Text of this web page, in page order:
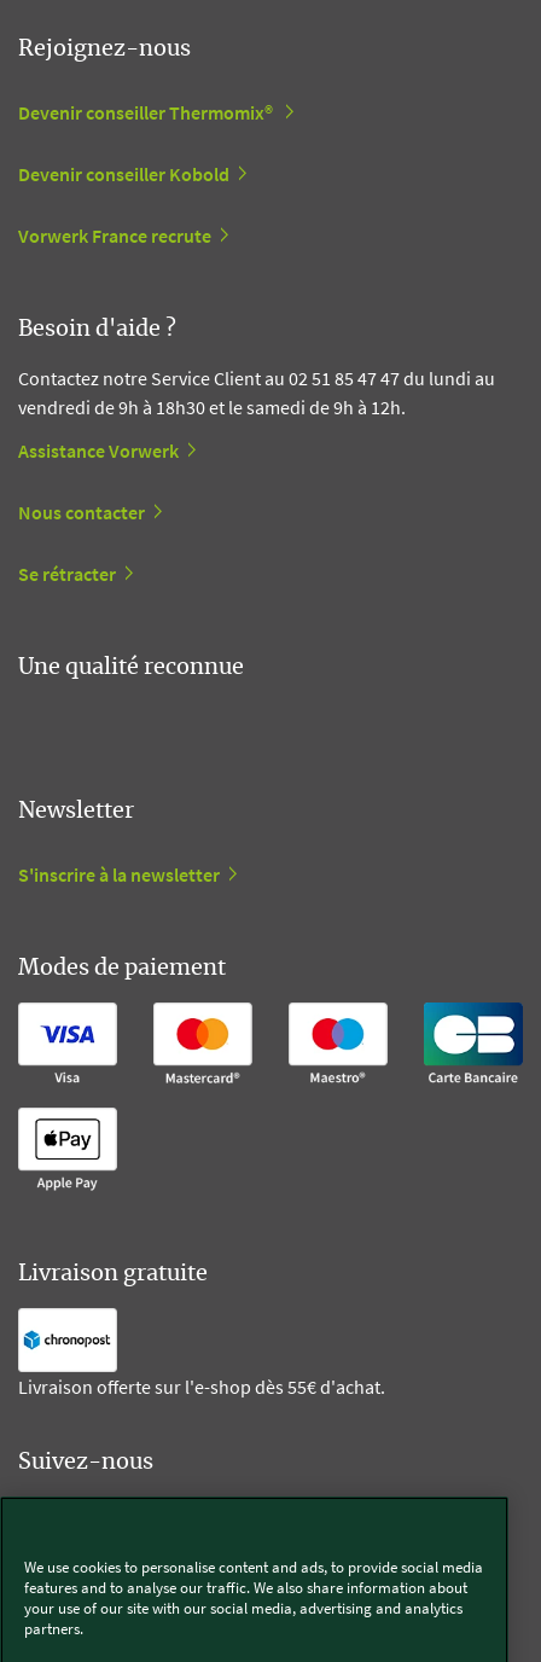
Rejoignez-nous
Devenir conseiller Thermomix®
Devenir conseiller Kobold
Vorwerk France recrute
Besoin d'aide ?
Contactez notre Service Client au 02 51 85 47 47 du lundi au
vendredi de 9h à 18h30 et le samedi de 9h à 12h.
Assistance Vorwerk
Nous contacter
Se rétracter
Une qualité reconnue
Newsletter
S'inscrire à la newsletter
Modes de paiement
Livraison gratuite
Livraison offerte sur l'e-shop dès 55€ d'achat.
Suivez-nous
Thermomix®
We use cookies to personalise content and ads, to provide social media
features and to analyse our traffic. We also share information about
your use of our site with our social media, advertising and analytics
partners.